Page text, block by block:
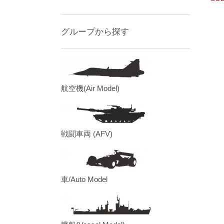
グループから探す
航空機(Air Model)
戦闘車両 (AFV)
車/Auto Model